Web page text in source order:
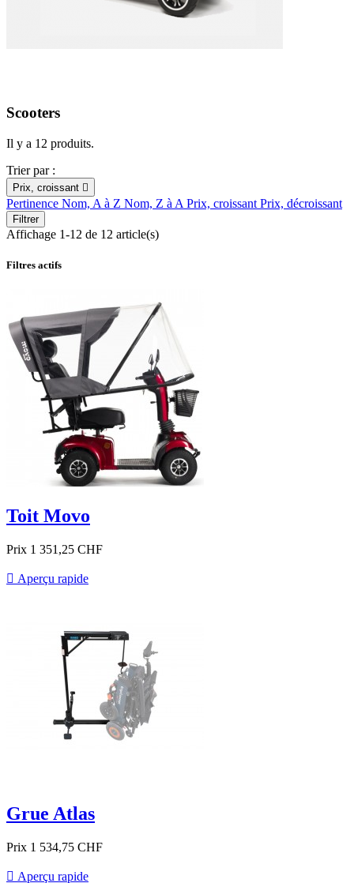
Scooters
Il y a 12 produits.
Trier par :
Prix, croissant 
Pertinence Nom, A à Z Nom, Z à A Prix, croissant Prix, décroissant
Filtrer
Affichage 1-12 de 12 article(s)
Filtres actifs
Toit Movo
Prix 1 351,25 CHF
 Aperçu rapide
Grue Atlas
Prix 1 534,75 CHF
 Aperçu rapide